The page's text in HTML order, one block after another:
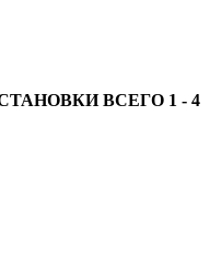
ВСЕГО 1 - 4